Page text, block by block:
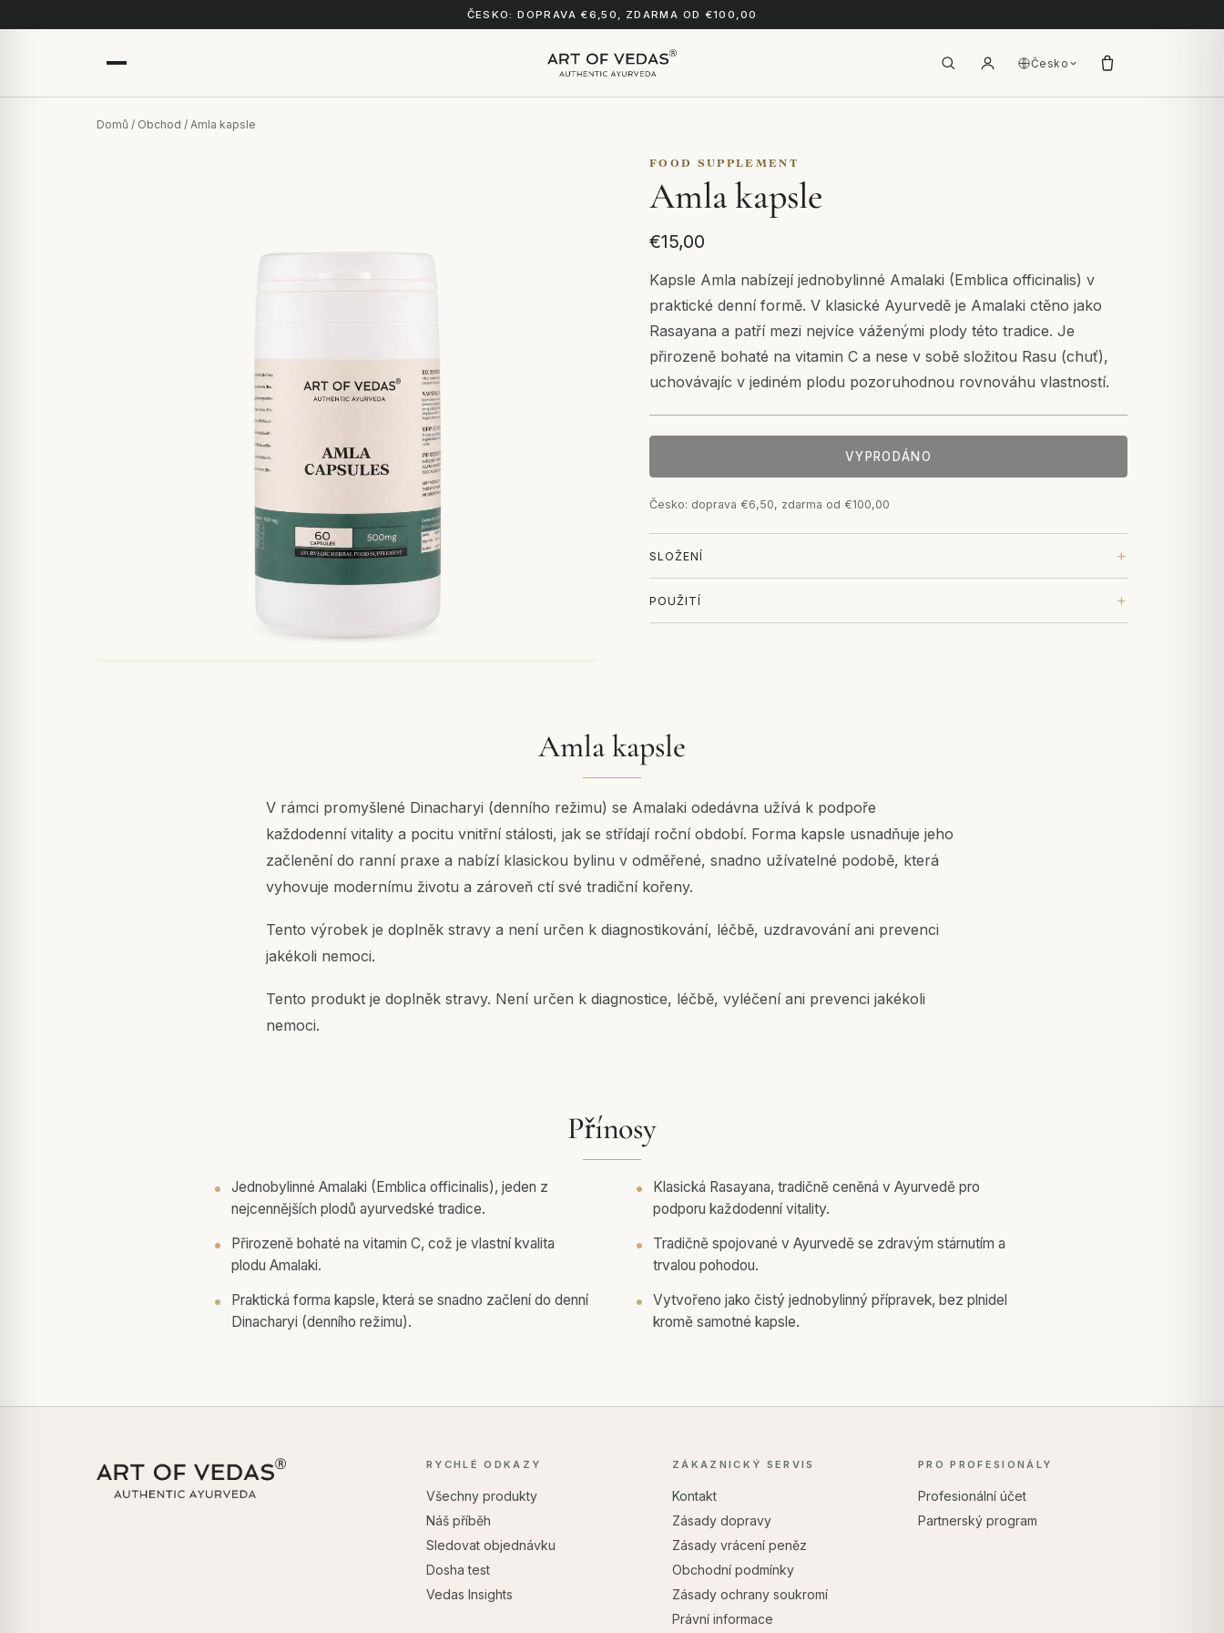
ČESKO: DOPRAVA €6,50, ZDARMA OD €100,00
Česko
Domů / Obchod / Amla kapsle
FOOD SUPPLEMENT
Amla kapsle
€15,00
Kapsle Amla nabízejí jednobylinné Amalaki (Emblica officinalis) v
praktické denní formě. V klasické Ayurvedě je Amalaki ctěno jako
Rasayana a patří mezi nejvíce váženými plody této tradice. Je
přirozeně bohaté na vitamin C a nese v sobě složitou Rasu (chuť),
uchovávajíc v jediném plodu pozoruhodnou rovnováhu vlastností.
VYPRODÁNO
Česko: doprava €6,50, zdarma od €100,00
SLOŽENÍ
POUŽITÍ
Amla kapsle
V rámci promyšlené Dinacharyi (denního režimu) se Amalaki odedávna užívá k podpoře
každodenní vitality a pocitu vnitřní stálosti, jak se střídají roční období. Forma kapsle usnadňuje jeho
začlenění do ranní praxe a nabízí klasickou bylinu v odměřené, snadno užívatelné podobě, která
vyhovuje modernímu životu a zároveň ctí své tradiční kořeny.
Tento výrobek je doplněk stravy a není určen k diagnostikování, léčbě, uzdravování ani prevenci
jakékoli nemoci.
Tento produkt je doplněk stravy. Není určen k diagnostice, léčbě, vyléčení ani prevenci jakékoli
nemoci.
Přínosy
Jednobylinné Amalaki (Emblica officinalis), jeden z
nejcennějších plodů ayurvedské tradice.
Klasická Rasayana, tradičně ceněná v Ayurvedě pro
podporu každodenní vitality.
Přirozeně bohaté na vitamin C, což je vlastní kvalita
plodu Amalaki.
Tradičně spojované v Ayurvedě se zdravým stárnutím a
trvalou pohodou.
Praktická forma kapsle, která se snadno začlení do denní
Dinacharyi (denního režimu).
Vytvořeno jako čistý jednobylinný přípravek, bez plnidel
kromě samotné kapsle.
RYCHLÉ ODKAZY
Všechny produkty
Náš příběh
Sledovat objednávku
Dosha test
Vedas Insights
ZÁKAZNICKÝ SERVIS
Kontakt
Zásady dopravy
Zásady vrácení peněz
Obchodní podmínky
Zásady ochrany soukromí
Právní informace
PRO PROFESIONÁLY
Profesionální účet
Partnerský program